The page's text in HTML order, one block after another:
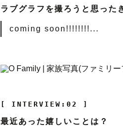
ラブグラフを撮ろうと思った
coming soon!!!!!!!!...
[ INTERVIEW:02 ]
最近あった嬉しいことは？